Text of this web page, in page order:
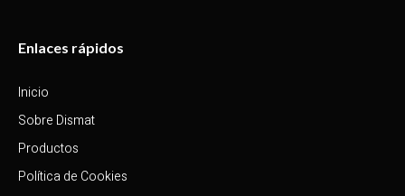
Enlaces rápidos
Inicio
Sobre Dismat
Productos
Política de Cookies